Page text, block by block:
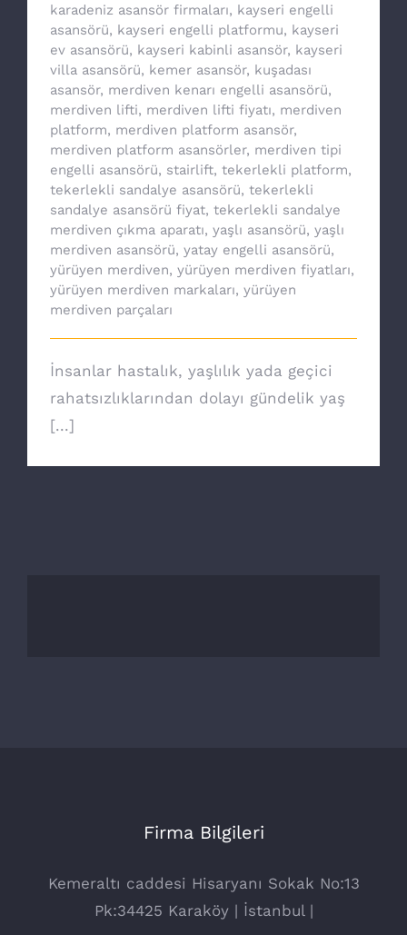
karadeniz asansör firmaları, kayseri engelli
asansörü, kayseri engelli platformu, kayseri
ev asansörü, kayseri kabinli asansör, kayseri
villa asansörü, kemer asansör, kuşadası
asansör, merdiven kenarı engelli asansörü,
merdiven lifti, merdiven lifti fiyatı, merdiven
platform, merdiven platform asansör,
merdiven platform asansörler, merdiven tipi
engelli asansörü, stairlift, tekerlekli platform,
tekerlekli sandalye asansörü, tekerlekli
sandalye asansörü fiyat, tekerlekli sandalye
merdiven çıkma aparatı, yaşlı asansörü, yaşlı
merdiven asansörü, yatay engelli asansörü,
yürüyen merdiven, yürüyen merdiven fiyatları,
yürüyen merdiven markaları, yürüyen
merdiven parçaları
İnsanlar hastalık, yaşlılık yada geçici
rahatsızlıklarından dolayı gündelik yaş
[...]
Firma Bilgileri
Kemeraltı caddesi Hisaryanı Sokak No:13
Pk:34425 Karaköy | İstanbul |